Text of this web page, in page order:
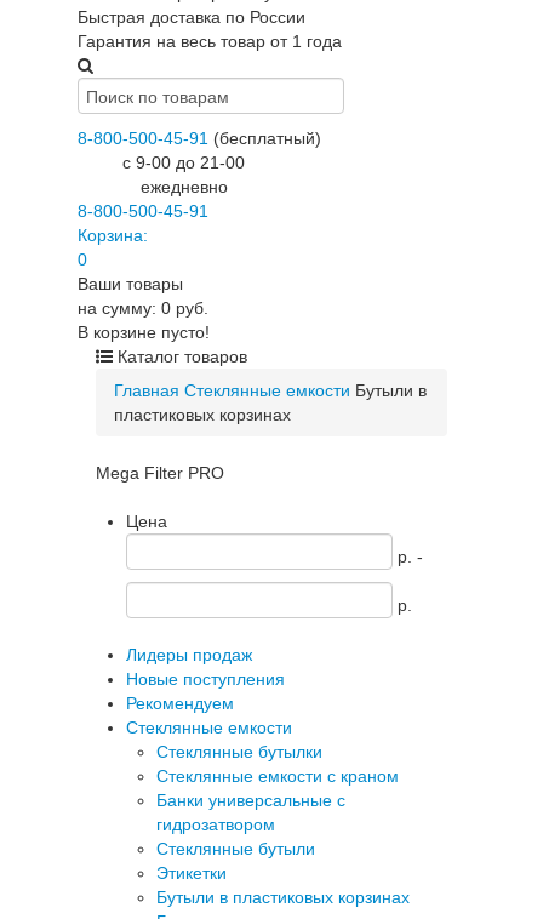
Быстрая доставка по России
Гарантия на весь товар от 1 года
8-800-500-45-91 (бесплатный)
c 9-00 до 21-00
ежедневно
8-800-500-45-91
Корзина:
0
Ваши товары
на сумму: 0 руб.
В корзине пусто!
Каталог товаров
Главная Стеклянные емкости Бутыли в
пластиковых корзинах
Mega Filter PRO
Цена
p. -
p.
Лидеры продаж
Новые поступления
Рекомендуем
Стеклянные емкости
Стеклянные бутылки
Стеклянные емкости с краном
Банки универсальные с
гидрозатвором
Стеклянные бутыли
Этикетки
Бутыли в пластиковых корзинах